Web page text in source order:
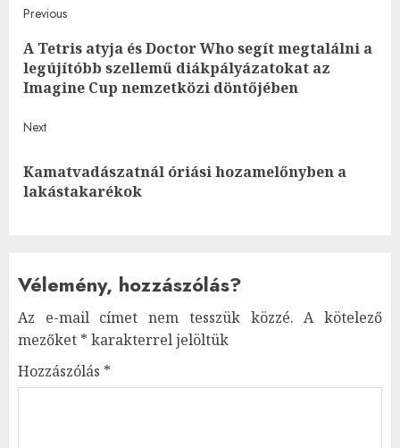
Post
navigation
Previous
A Tetris atyja és Doctor Who segít megtalálni a
legújítóbb szellemű diákpályázatokat az
Imagine Cup nemzetközi döntőjében
Next
Next
post:
Kamatvadászatnál óriási hozamelőnyben a
lakástakarékok
Vélemény, hozzászólás?
Az e-mail címet nem tesszük közzé. A kötelező
mezőket * karakterrel jelöltük
Hozzászólás *